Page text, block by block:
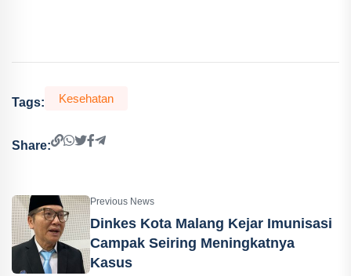
Tags: Kesehatan
Share:
Previous News
Dinkes Kota Malang Kejar Imunisasi
Campak Seiring Meningkatnya
Kasus